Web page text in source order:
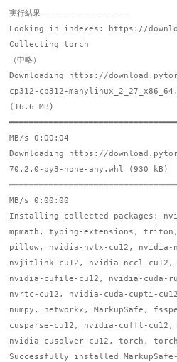
実行結果------------------
Looking in indexes: https://
Collecting torch
（中略）
Downloading https://
cp312-cp312-
(16.6 MB)
MB/s 0:00:04
Downloading https://
70.2.0-py3-none-any.whl (930 kB)
MB/s 0:00:00
Installing collected packages:
mpmath, typing-extensions,
pillow, nvidia-nvtx-cu12, nvidia-
nvjitlink-cu12, nvidia-nccl-cu12,
nvidia-cufile-cu12, nvidia-cuda-
nvrtc-cu12, nvidia-cuda-cupti-
numpy, networkx, MarkupSafe,
cusparse-cu12, nvidia-cufft-
nvidia-cusolver-cu12, torch,
Successfully installed